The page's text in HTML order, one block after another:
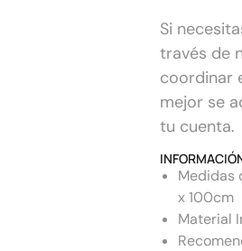
Si
través de
coordinar
mejor se
tu cuenta.
Medidas
x 100cm
Material